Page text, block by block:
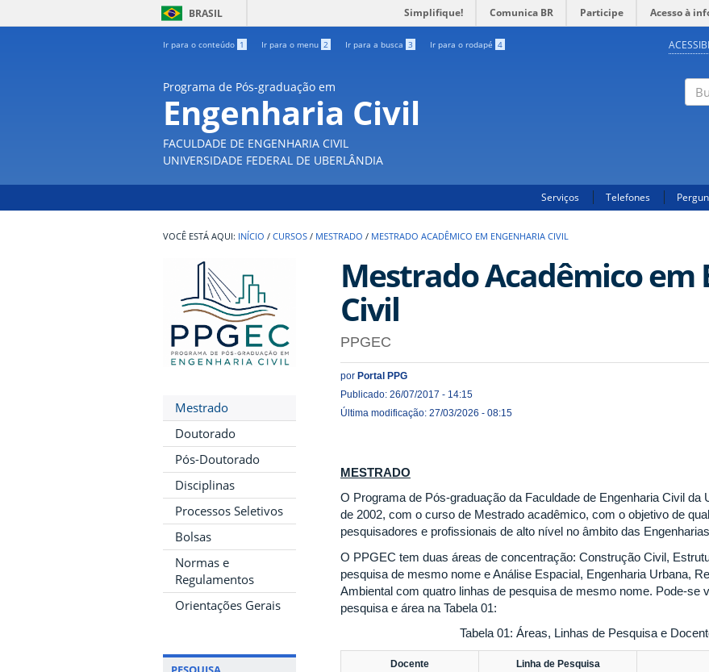
BRASIL Simplifique! Comunica BR Participe Acesso à
Ir para o conteúdo 1 Ir para o menu 2 Ir para a busca 3 Ir para o rodapé 4
Programa de Pós-graduação em
Engenharia Civil
FACULDADE DE ENGENHARIA CIVIL
UNIVERSIDADE FEDERAL DE UBERLÂNDIA
Serviços Telefones
INÍCIO / CURSOS / MESTRADO / MESTRADO ACADÊMICO EM ENGENHARIA CIVIL
Mestrado
Doutorado
Pós-Doutorado
Disciplinas
Processos Seletivos
Bolsas
Normas e
Regulamentos
Orientações Gerais
Mestrado Acadêmico em
Civil
PPGEC
por Portal PPG
Publicado: 26/07/2017 - 14:15
Última modificação: 27/03/2026 - 08:15
MESTRADO
O Programa de Pós-graduação da Faculdade de Engenharia Civil
de 2002, com o curso de Mestrado acadêmico, com o objetivo de
pesquisadores e profissionais de alto nível no âmbito das
O PPGEC tem duas áreas de concentração: Construção Civil,
pesquisa de mesmo nome e Análise Espacial, Engenharia Urbana,
Ambiental com quatro linhas de pesquisa de mesmo nome. Pode-se
pesquisa e área na Tabela 01:
Tabela 01: Áreas, Linhas de Pesquisa e
Docente Linha de Pesquisa